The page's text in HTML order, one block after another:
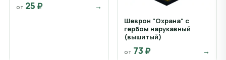
от 25 ₽ →
Шеврон "Охрана" с
гербом нарукавный
(вышитый)
от 73 ₽ →